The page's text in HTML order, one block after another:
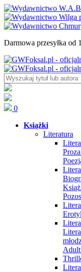
Darmowa przesyłka od
0
Książki
Literatura
Adult